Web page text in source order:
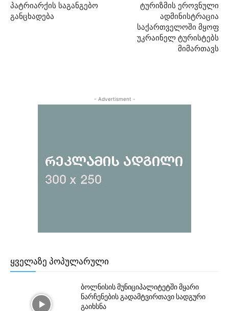
პატრიარქის საგანგებო
განცხადება
ტურიზმის ეროვნული
ადმინისტრაცია
საქართველოში მყოფ
უკრაინელ ტურისტებს
მიმართავს
- Advertisment -
ᲧᲕᲔᲚᲐᲖᲔ ᲞᲝᲞᲣᲚᲐᲠᲣᲚᲘ
ბოლნისის მუნიციპალიტეტში მყარი
ნარჩენების გადამტვირთავი სადგური
გაიხსნა